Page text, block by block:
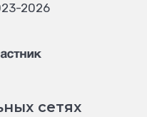
2026
сетях